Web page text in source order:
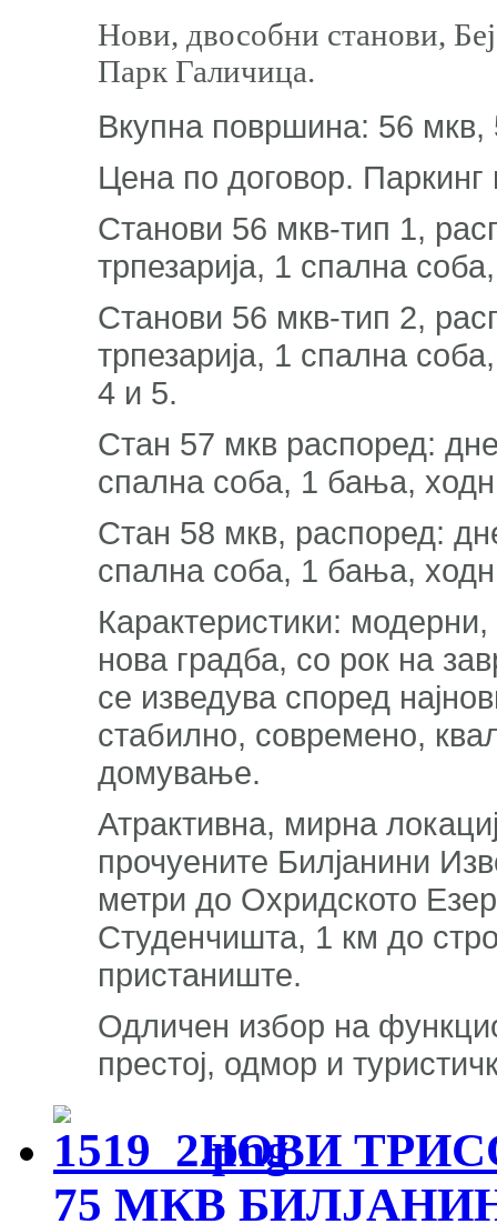
Нови, двособни станови,
Парк Галичица.
Вкупна површина: 56
Цена по договор.
Станови 56 мкв-тип 1,
трпезарија, 1 спална
Станови 56 мкв-тип 2,
трпезарија, 1 спална
4 и 5.
Стан 57 мкв распоред:
спална соба, 1 бања,
Стан 58 мкв, распоред:
спална соба, 1 бања,
Карактеристики:
нова градба, со рок на
се изведува според
стабилно, современо,
домување.
Атрактивна, мирна
прочуените Билјанини
метри до Охридското
Студенчишта, 1 км до
пристаниште.
Одличен избор на
престој, одмор и
НОВИ
75 МКВ